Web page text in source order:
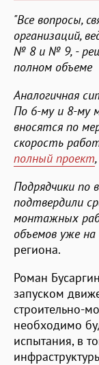
"Все вопросы,
организаций,
№ 8 и № 9, -
полном объеме
Аналогичная
По 6-му и 8-му
вносятся по
скорость
полный проект
Подрядчики по
подтвердили
монтажных
объемов уже
региона.
Роман
запуском
строительно-
необходимо
испытания, в